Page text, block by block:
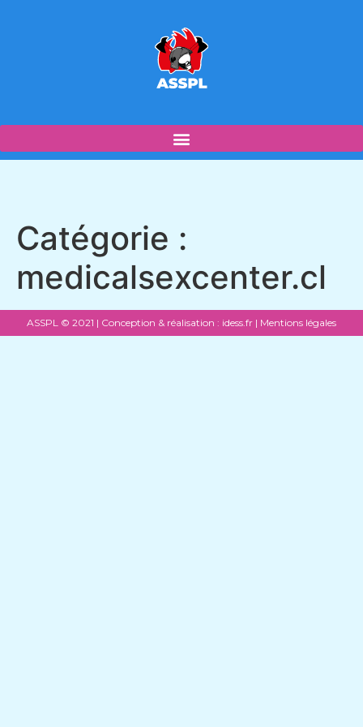
Catégorie :
medicalsexcenter.cl
ASSPL © 2021 | Conception & réalisation : idess.fr | Mentions légales